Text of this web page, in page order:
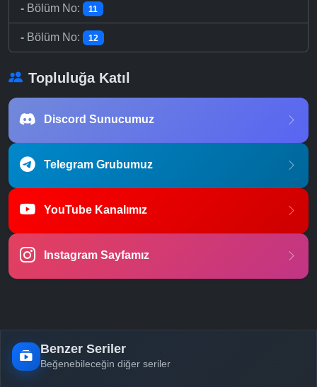
- Bölüm No: 11
- Bölüm No: 12
Topluluğa Katıl
Discord Sunucumuz
Telegram Grubumuz
YouTube Kanalımız
Instagram Sayfamız
Benzer Seriler
Beğenebileceğin diğer seriler